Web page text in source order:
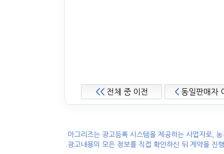
<<전체 중 이전 < 동일판매자
.아그리즈는 광고등록 시스템을 제공하는 사업자로,
.광고내용의 모든 정보를 직접 확인하신 뒤 계약을 진